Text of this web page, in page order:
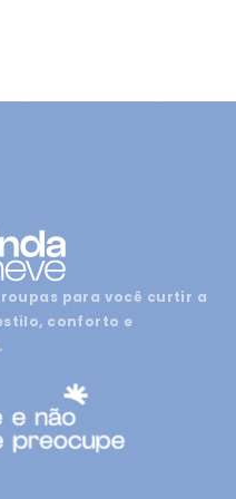
para você curtir a
conforto e